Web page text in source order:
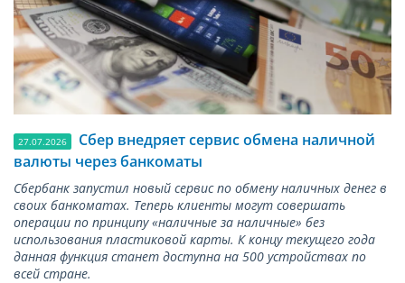
27.07.2026
Сбер внедряет сервис обмена наличной
валюты через банкоматы
Сбербанк запустил новый сервис по обмену наличных денег в
своих банкоматах. Теперь клиенты могут совершать
операции по принципу «наличные за наличные» без
использования пластиковой карты. К концу текущего года
данная функция станет доступна на 500 устройствах по
всей стране.